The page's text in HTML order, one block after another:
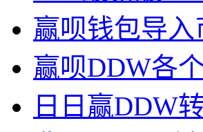
赢呗钱包导
赢呗DDW各
日日赢DDW